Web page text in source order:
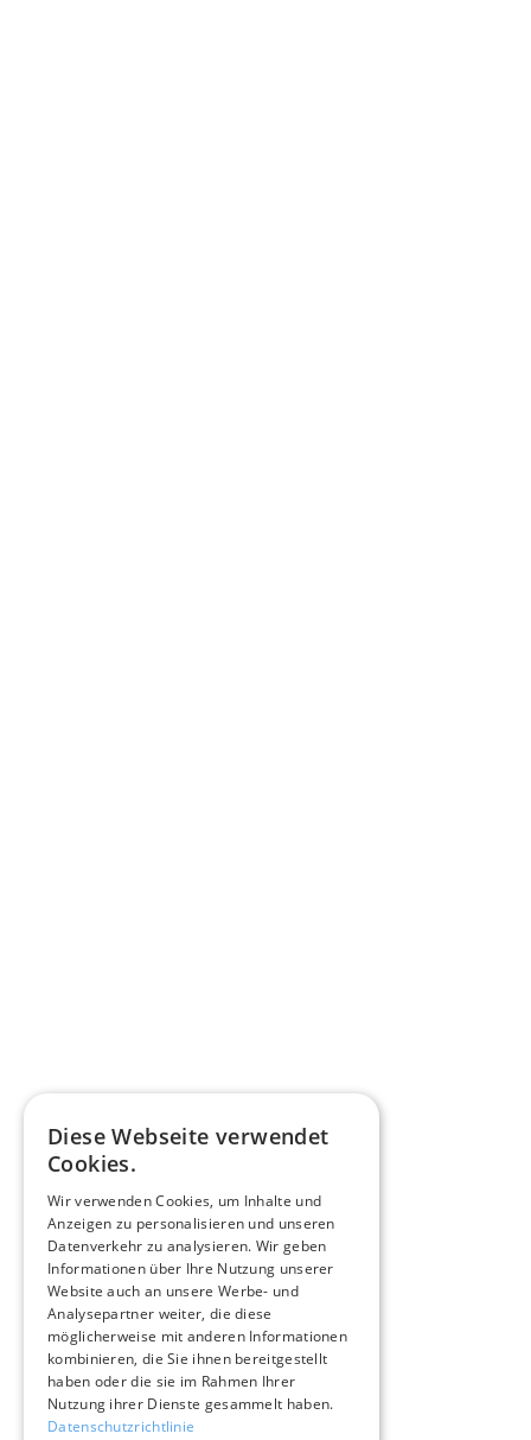
Diese Webseite verwendet
Cookies.
Wir verwenden Cookies, um Inhalte und
Anzeigen zu personalisieren und unseren
Datenverkehr zu analysieren. Wir geben
Informationen über Ihre Nutzung unserer
Website auch an unsere Werbe- und
Analysepartner weiter, die diese
möglicherweise mit anderen Informationen
kombinieren, die Sie ihnen bereitgestellt
haben oder die sie im Rahmen Ihrer
Nutzung ihrer Dienste gesammelt haben.
Datenschutzrichtlinie